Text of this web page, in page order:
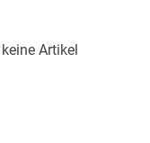
Artikel